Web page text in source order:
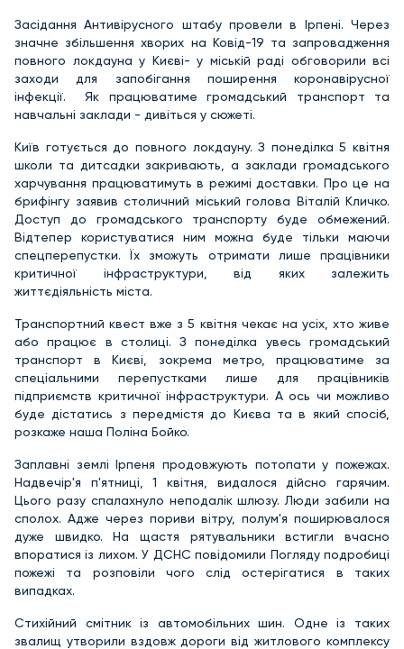
Засідання Антивірусного штабу провели в Ірпені. Через
значне збільшення хворих на Ковід-19 та запровадження
повного локдауна у Києві- у міській раді обговорили всі
заходи для запобігання поширення коронавірусної
інфекції. Як працюватиме громадський транспорт та
навчальні заклади - дивіться у сюжеті.
Київ готується до повного локдауну. З понеділка 5 квітня
школи та дитсадки закривають, а заклади громадського
харчування працюватимуть в режимі доставки. Про це на
брифінгу заявив столичний міський голова Віталій Кличко.
Доступ до громадського транспорту буде обмежений.
Відтепер користуватися ним можна буде тільки маючи
спецперепустки. Їх зможуть отримати лише працівники
критичної інфраструктури, від яких залежить
життєдіяльність міста.
Транспортний квест вже з 5 квітня чекає на усіх, хто живе
або працює в столиці. З понеділка увесь громадський
транспорт в Києві, зокрема метро, працюватиме за
спеціальними перепустками лише для працівників
підприємств критичної інфраструктури. А ось чи можливо
буде дістатись з передмістя до Києва та в який спосіб,
розкаже наша Поліна Бойко.
Заплавні землі Ірпеня продовжують потопати у пожежах.
Надвечір'я п'ятниці, 1 квітня, видалося дійсно гарячим.
Цього разу спалахнуло неподалік шлюзу. Люди забили на
сполох. Адже через пориви вітру, полум'я поширювалося
дуже швидко. На щастя рятувальники встигли вчасно
впоратися із лихом. У ДСНС повідомили Погляду подробиці
пожежі та розповіли чого слід остерігатися в таких
випадках.
Стихійний смітник із автомобільних шин. Одне із таких
звалищ утворили вздовж дороги від житлового комплексу